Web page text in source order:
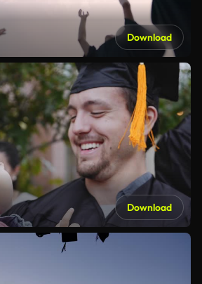
Download
Download